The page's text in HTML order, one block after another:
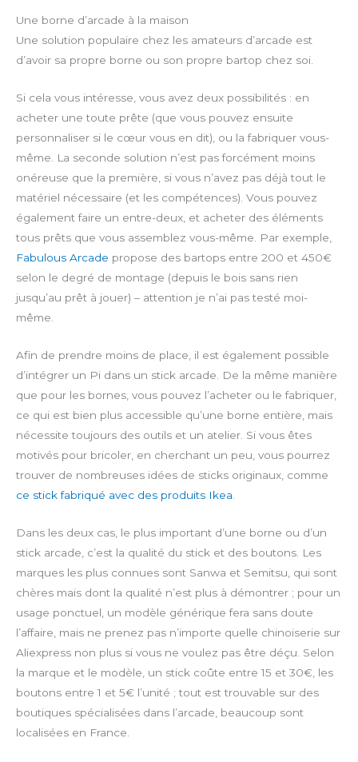
Une borne d’arcade à la maison
Une solution populaire chez les amateurs d’arcade est
d’avoir sa propre borne ou son propre bartop chez soi.
Si cela vous intéresse, vous avez deux possibilités : en
acheter une toute prête (que vous pouvez ensuite
personnaliser si le cœur vous en dit), ou la fabriquer vous-
même. La seconde solution n’est pas forcément moins
onéreuse que la première, si vous n’avez pas déjà tout le
matériel nécessaire (et les compétences). Vous pouvez
également faire un entre-deux, et acheter des éléments
tous prêts que vous assemblez vous-même. Par exemple,
Fabulous Arcade propose des bartops entre 200 et 450€
selon le degré de montage (depuis le bois sans rien
jusqu’au prêt à jouer) – attention je n’ai pas testé moi-
même.
Afin de prendre moins de place, il est également possible
d’intégrer un Pi dans un stick arcade. De la même manière
que pour les bornes, vous pouvez l’acheter ou le fabriquer,
ce qui est bien plus accessible qu’une borne entière, mais
nécessite toujours des outils et un atelier. Si vous êtes
motivés pour bricoler, en cherchant un peu, vous pourrez
trouver de nombreuses idées de sticks originaux, comme
ce stick fabriqué avec des produits Ikea
Dans les deux cas, le plus important d’une borne ou d’un
stick arcade, c’est la qualité du stick et des boutons. Les
marques les plus connues sont Sanwa et Semitsu, qui sont
chères mais dont la qualité n’est plus à démontrer ; pour un
usage ponctuel, un modèle générique fera sans doute
l’affaire, mais ne prenez pas n’importe quelle chinoiserie sur
Aliexpress non plus si vous ne voulez pas être déçu. Selon
la marque et le modèle, un stick coûte entre 15 et 30€, les
boutons entre 1 et 5€ l’unité ; tout est trouvable sur des
boutiques spécialisées dans l’arcade, beaucoup sont
localisées en France.